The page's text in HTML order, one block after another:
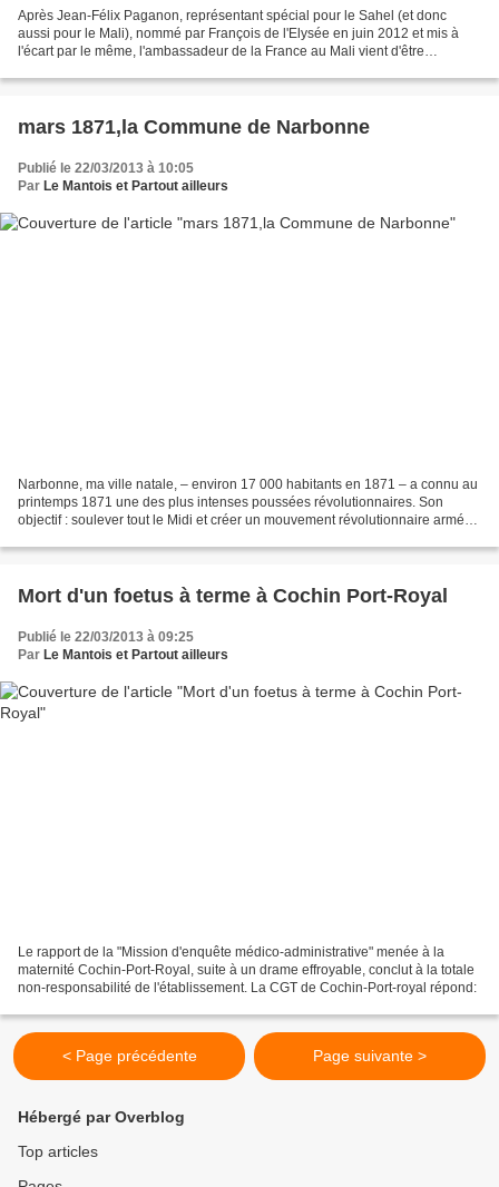
Après Jean-Félix Paganon, représentant spécial pour le Sahel (et donc
aussi pour le Mali), nommé par François de l'Elysée en juin 2012 et mis à
l'écart par le même, l'ambassadeur de la France au Mali vient d'être
mars 1871,la Commune de Narbonne
Publié le 22/03/2013 à 10:05
Par Le Mantois et Partout ailleurs
Narbonne, ma ville natale, – environ 17 000 habitants en 1871 – a connu au
printemps 1871 une des plus intenses poussées révolutionnaires. Son
objectif : soulever tout le Midi et créer un mouvement révolutionnaire armé
Mort d'un foetus à terme à Cochin Port-Royal
Publié le 22/03/2013 à 09:25
Par Le Mantois et Partout ailleurs
Le rapport de la "Mission d'enquête médico-administrative" menée à la
maternité Cochin-Port-Royal, suite à un drame effroyable, conclut à la totale
non-responsabilité de l'établissement. La CGT de Cochin-Port-royal répond:
< Page précédente Page suivante >
Hébergé par Overblog
Top articles